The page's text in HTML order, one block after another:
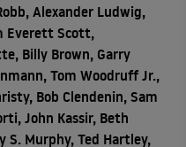
Alexander Ludwig,
Everett Scott,
Billy Brown, Garry
Tom Woodruff Jr.,
Bob Clendenin, Sam
John Kassir, Beth
S. Murphy, Ted Hartley,